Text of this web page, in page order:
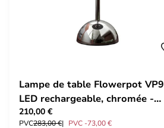
Lampe de table Flowerpot VP9
LED rechargeable, chromée -
&TRADITION
210,00 €
PVC283,00 € PVC -73,00 €